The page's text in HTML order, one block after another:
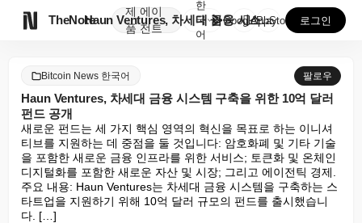
TheNote
제
품
에이
전트
Haun Ventures, 차세대 금융 시스템 구축을 ...
한
국
어
GooglePlay
AppStore 로그인
Bitcoin News 한국어 팔로우
Haun Ventures, 차세대 금융 시스템 구축을 위한 10억 달러
펀드 공개
새로운 펀드는 세 가지 핵심 영역의 혁신을 목표로 하는 이니셔
티브를 지원하는 데 중점을 둘 것입니다: 암호화폐 및 기타 기술
을 포함한 새로운 금융 인프라를 위한 서비스; 토큰화 및 온체인
디지털화를 포함한 새로운 자산 및 시장; 그리고 에이전틱 경제.
주요 내용: Haun Ventures는 차세대 금융 시스템을 구축하는 스
타트업을 지원하기 위해 10억 달러 규모의 펀드를 출시했습니
다. […]